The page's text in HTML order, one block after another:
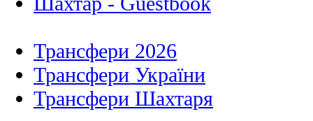
Трансфери 2026
Трансфери України
Трансфери Шахтаря